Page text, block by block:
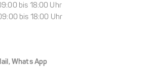
bis 18:00 Uhr
bis 18:00 Uhr
Whats App